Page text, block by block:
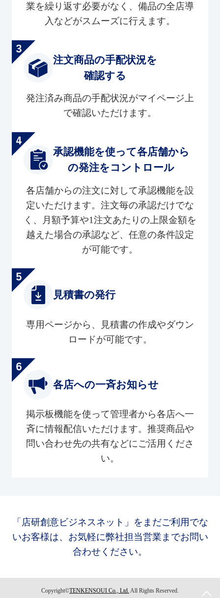
業を繰り返す必要がなく、備品の全店導
入などがスムーズに行えます。
注文商品の手配状況を
確認する
発注済み商品の手配状況がマイページ上
で確認いただけます。
承認機能を使って各店舗から
の発注をコントロール
各店舗からの注文に対して承認機能を設
定いただけます。注文毎の承認だけでな
く、月額予算や1注文あたりの上限金額を
越えた場合の承認など、任意の条件設定
が可能です。
見積書の発行
専用ページから、見積書の作成やダウン
ロードが可能です。
各店への一斉お知らせ
掲示板機能を使って管理者から各店へ一
斉に情報配信いただけます。推奨商品や
問い合わせ先の共有などにご活用くださ
い。
「店研創意ビジネスネット」をまだご利用でな
いお客様は、お気軽に弊社担当営業までお問い
合わせください。
Copyright©TENKENSOUI Co., Ltd. All Rights Reserved.